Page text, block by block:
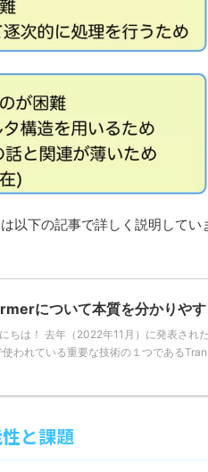
以下の記事で詳しく説明してい
について本質を分かりやす
ちは！ 去年（2022年11月）に発表され
われている重要な技術の１つである
と課題